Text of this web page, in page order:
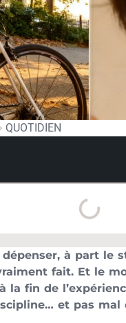
QUOTIDIEN
à part le
fait. Et le
fin de
et pas mal